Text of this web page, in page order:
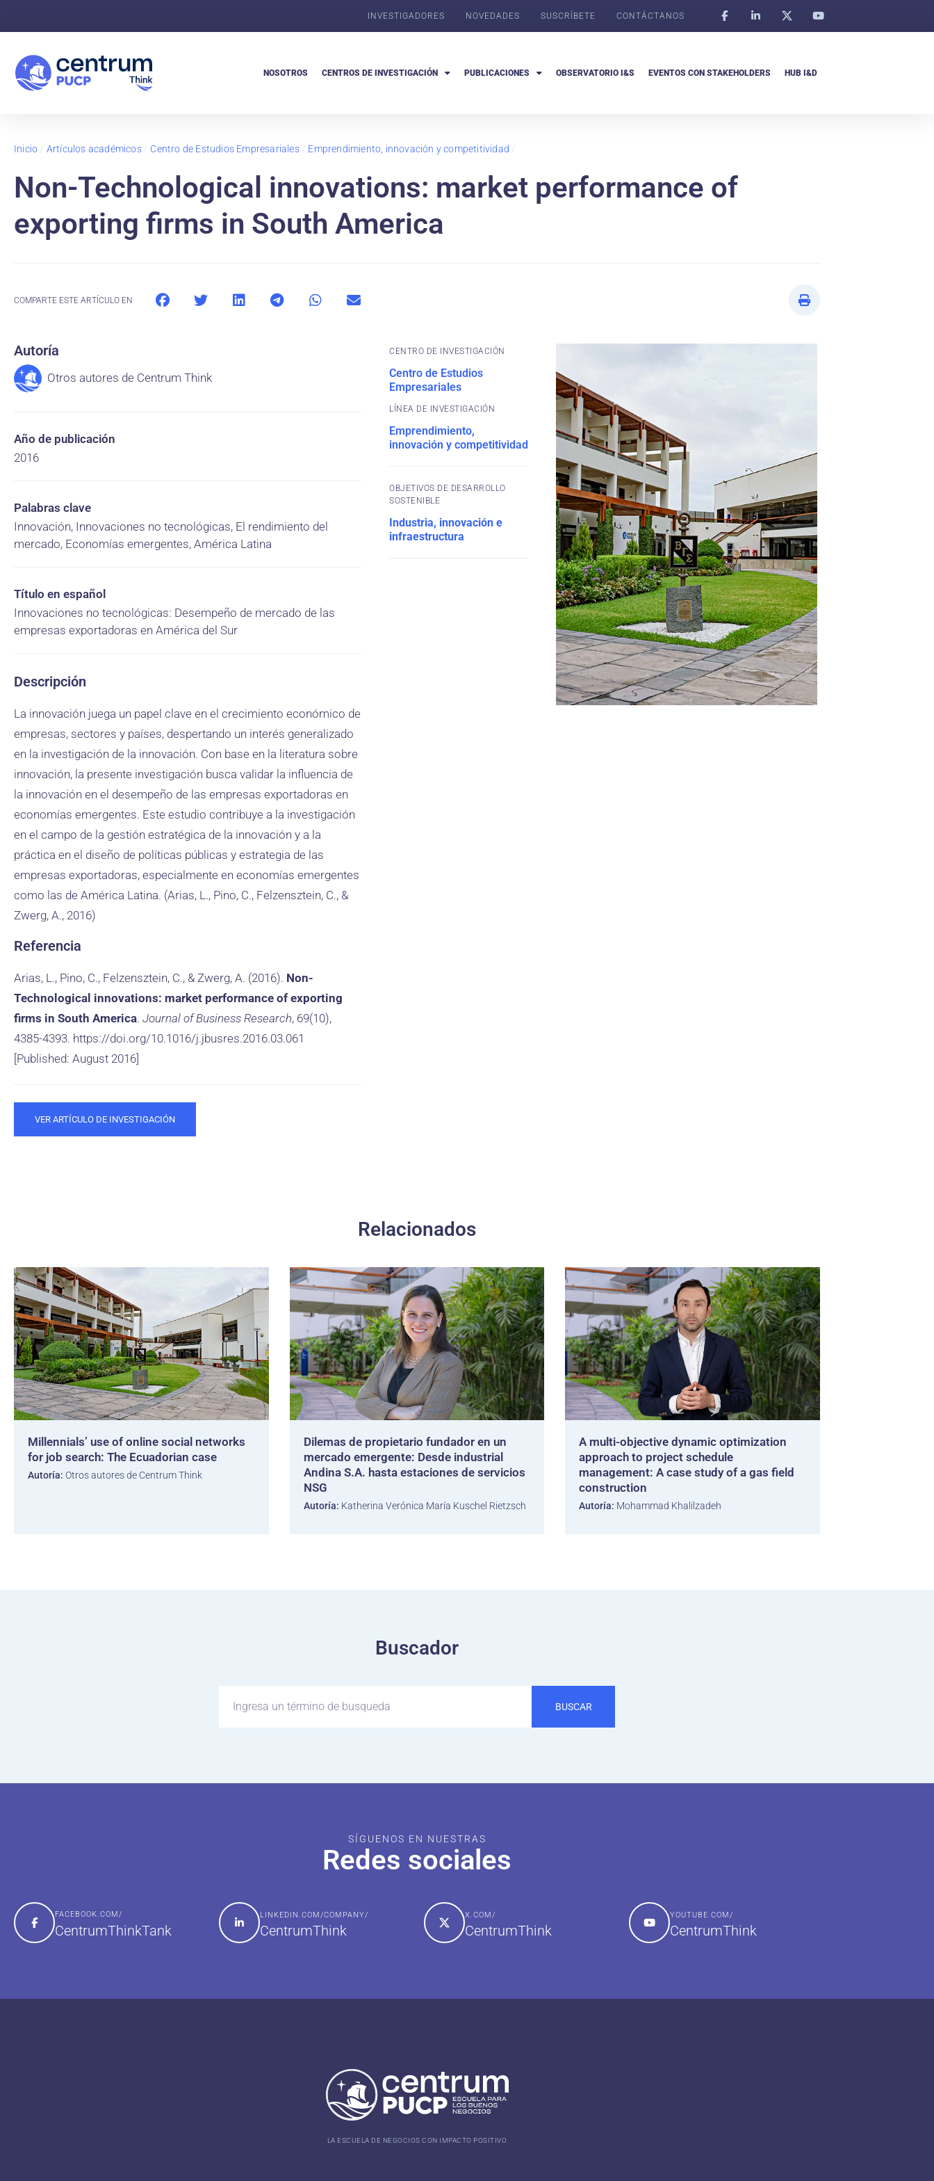
INVESTIGADORES NOVEDADES SUSCRÍBETE CONTÁCTANOS
NOSOTROS CENTROS DE INVESTIGACIÓN PUBLICACIONES OBSERVATORIO I&S EVENTOS CON STAKEHOLDERS HUB I&D
Inicio / Artículos académicos/ Centro de Estudios Empresariales/ Emprendimiento, innovación y competitividad /
Non-Technological innovations: market performance of
exporting firms in South America
COMPARTE ESTE ARTÍCULO EN
Autoría
Otros autores de Centrum Think
Año de publicación
2016
Palabras clave
Innovación, Innovaciones no tecnológicas, El rendimiento del
mercado, Economías emergentes, América Latina
Título en español
Innovaciones no tecnológicas: Desempeño de mercado de las
empresas exportadoras en América del Sur
Descripción
La innovación juega un papel clave en el crecimiento económico de
empresas, sectores y países, despertando un interés generalizado
en la investigación de la innovación. Con base en la literatura sobre
innovación, la presente investigación busca validar la influencia de
la innovación en el desempeño de las empresas exportadoras en
economías emergentes. Este estudio contribuye a la investigación
en el campo de la gestión estratégica de la innovación y a la
práctica en el diseño de políticas públicas y estrategia de las
empresas exportadoras, especialmente en economías emergentes
como las de América Latina. (Arias, L., Pino, C., Felzensztein, C., &
Zwerg, A., 2016)
Referencia
Arias, L., Pino, C., Felzensztein, C., & Zwerg, A. (2016). Non-
Technological innovations: market performance of exporting
firms in South America. Journal of Business Research, 69(10),
4385-4393. https://doi.org/10.1016/j.jbusres.2016.03.061
[Published: August 2016]
VER ARTÍCULO DE INVESTIGACIÓN
CENTRO DE INVESTIGACIÓN
Centro de Estudios
Empresariales
Emprendimiento,
innovación y competitividad
OBJETIVOS DE DESARROLLO
SOSTENIBLE
Industria, innovación e
infraestructura
Relacionados
Millennials’ use of online social networks
for job search: The Ecuadorian case
Autoría: Otros autores de Centrum Think
Dilemas de propietario fundador en un
mercado emergente: Desde industrial
Andina S.A. hasta estaciones de servicios
NSG
Autoría: Katherina Verónica María Kuschel Rietzsch
A multi-objective dynamic optimization
approach to project schedule
management: A case study of a gas field
construction
Autoría: Mohammad Khalilzadeh
Buscador
BUSCAR
SÍGUENOS EN NUESTRAS
Redes sociales
FACEBOOK.COM/
CentrumThinkTank
LINKEDIN.COM/COMPANY/
CentrumThink
X.COM/
CentrumThink
YOUTUBE.COM/
CentrumThink
LA ESCUELA DE NEGOCIOS CON IMPACTO POSITIVO